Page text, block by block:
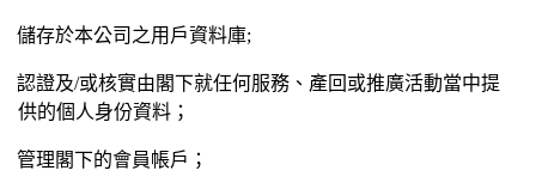
儲存於本公司之用戶資料庫;
認證及/或核實由閣下就任何服務、產回或推廣活動當中提
供的個人身份資料；
管理閣下的會員帳戶；